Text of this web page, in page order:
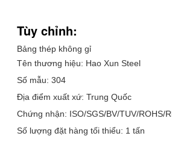
Tùy chỉnh:
Bảng thép không gỉ
Tên thương hiệu: Hao Xun Steel
Số mẫu: 304
Địa điểm xuất xứ: Trung Quốc
Chứng nhận: ISO/SGS/BV/TUV/ROHS/
Số lượng đặt hàng tối thiểu: 1 tấn